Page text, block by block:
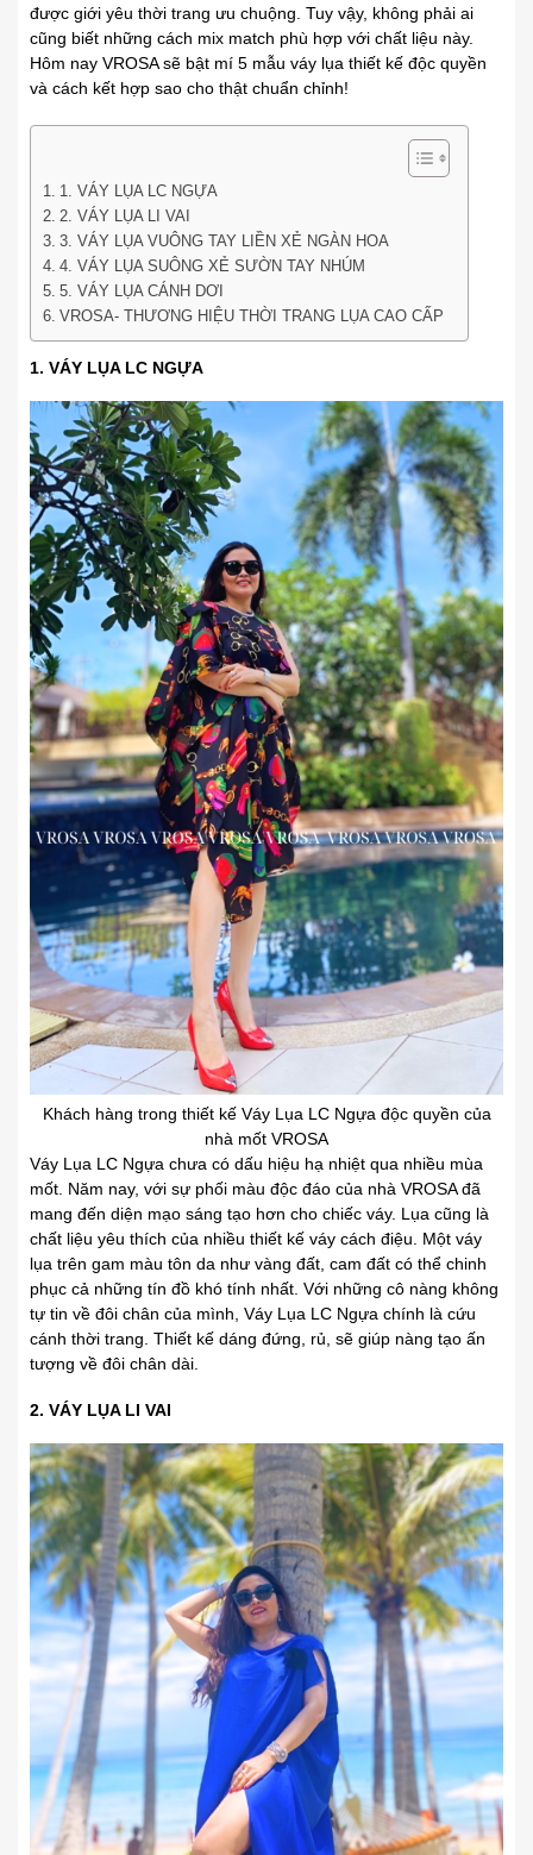
được giới yêu thời trang ưu chuộng. Tuy vậy, không phải ai
cũng biết những cách mix match phù hợp với chất liệu này.
Hôm nay VROSA sẽ bật mí 5 mẫu váy lụa thiết kế độc quyền
và cách kết hợp sao cho thật chuẩn chỉnh!
1. VÁY LỤA LC NGỰA
2. VÁY LỤA LI VAI
3. VÁY LỤA VUÔNG TAY LIỀN XẺ NGÀN HOA
4. VÁY LỤA SUÔNG XẺ SƯỜN TAY NHÚM
5. VÁY LỤA CÁNH DƠI
VROSA- THƯƠNG HIỆU THỜI TRANG LỤA CAO CẤP
1. VÁY LỤA LC NGỰA
Khách hàng trong thiết kế Váy Lụa LC Ngựa độc quyền của
nhà mốt VROSA
Váy Lụa LC Ngựa chưa có dấu hiệu hạ nhiệt qua nhiều mùa
mốt. Năm nay, với sự phối màu độc đáo của nhà VROSA đã
mang đến diện mạo sáng tạo hơn cho chiếc váy. Lụa cũng là
chất liệu yêu thích của nhiều thiết kế váy cách điệu. Một váy
lụa trên gam màu tôn da như vàng đất, cam đất có thể chinh
phục cả những tín đồ khó tính nhất. Với những cô nàng không
tự tin về đôi chân của mình, Váy Lụa LC Ngựa chính là cứu
cánh thời trang. Thiết kế dáng đứng, rủ, sẽ giúp nàng tạo ấn
tượng về đôi chân dài.
2. VÁY LỤA LI VAI